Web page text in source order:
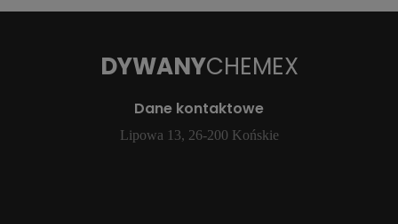
DYWANYCHEMEX
Dane kontaktowe
Lipowa 13, 26-200 Końskie